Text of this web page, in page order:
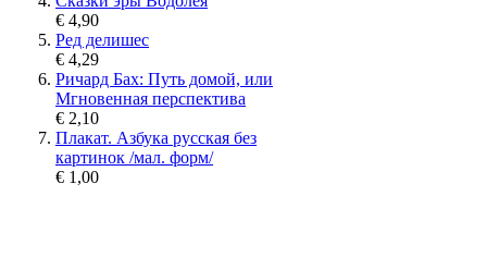
€ 4,90
Ред делишес
€ 4,29
Ричард Бах: Путь домой, или
Мгновенная перспектива
€ 2,10
Плакат. Азбука русская без
картинок /мал. форм/
€ 1,00